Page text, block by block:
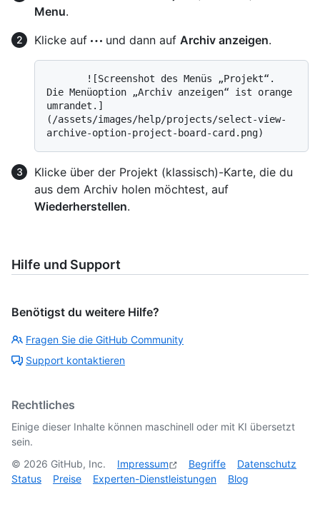
Menu.
Klicke auf
und dann auf Archiv anzeigen.
Die Menüoption „Archiv anzeigen“ ist orange
umrandet.]
(/assets/images/help/projects/select-view-
Klicke über der Projekt (klassisch)-Karte, die du
aus dem Archiv holen möchtest, auf
Wiederherstellen.
Hilfe und Support
Benötigst du weitere Hilfe?
Fragen Sie die GitHub Community
Support kontaktieren
Rechtliches
Einige dieser Inhalte können maschinell oder mit KI übersetzt
sein.
© 2026 GitHub, Inc. Impressum Begriffe
Datenschutz
Status
Preise Experten-Dienstleistungen Blog